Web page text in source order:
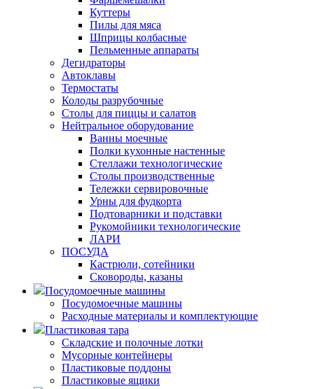
Куттеры
Пилы для мяса
Шприцы колбасные
Пельменные аппараты
Дегидраторы
Автоклавы
Термостаты
Колоды разрубочные
Столы для пиццы и салатов
Нейтральное оборудование
Ванны моечные
Полки кухонные настенные
Стеллажи технологические
Столы производственные
Тележки сервировочные
Урны для фудкорта
Подтоварники и подставки
Рукомойники технологические
ЛАРИ
ПОСУДА
Кастрюли, сотейники
Сковороды, казаны
Посудомоечные машины
Посудомоечные машины
Расходные материалы и комплектующие
Пластиковая тара
Складские и полочные лотки
Мусорные контейнеры
Пластиковые поддоны
Пластиковые ящики